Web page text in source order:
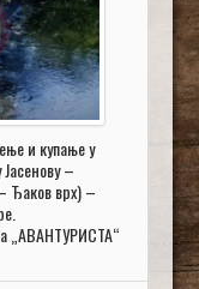
и купање у
–
Ђаков врх) –
„АВАНТУРИСТА“